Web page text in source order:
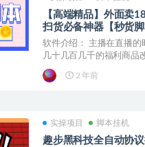
【高端精品】外面卖
扫货必备神器【秒货脚
软件介绍： 主播在直播的
几十几百几千的福利商品
2 年前
实操项目 脚本挂机
趣步黑科技全自动协